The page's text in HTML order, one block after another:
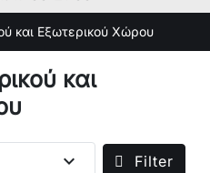
και Εξωτερικού Χώρου
και
expand_more Filter